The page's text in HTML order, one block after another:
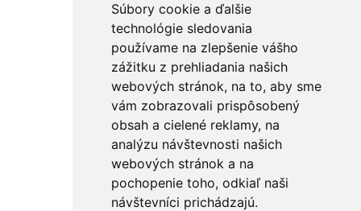
Súbory cookie a ďalšie
technológie sledovania
používame na zlepšenie vášho
zážitku z prehliadania našich
webových stránok, na to, aby sme
vám zobrazovali prispôsobený
obsah a cielené reklamy, na
analýzu návštevnosti našich
webových stránok a na
pochopenie toho, odkiaľ naši
návštevníci prichádzajú.